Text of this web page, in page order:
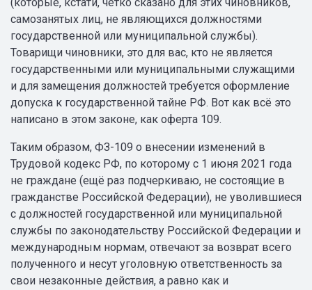
самозанятых лиц, не являющихся должностями
государственной или муниципальной службы).
Товарищи чиновники, это для вас, кто не является
государственными или муниципальными служащими
и для замещения должностей требуется оформление
допуска к государственной тайне РФ. Вот как всё это
написано в этом законе, как оферта 109.
Таким образом, ФЗ-109 о внесении изменений в
Трудовой кодекс РФ, по которому с 1 июня 2021 года
не граждане (ещё раз подчеркиваю, не состоящие в
гражданстве Российской Федерации), не уволившиеся
с должностей государственной или муниципальной
службы по законодательству Российской Федерации и
международным нормам, отвечают за возврат всего
полученного и несут уголовную ответственность за
свои незаконные действия, а равно как и